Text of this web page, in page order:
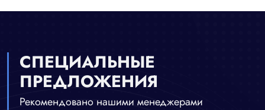
СПЕЦИАЛЬНЫЕ
ПРЕДЛОЖЕНИЯ
Рекомендовано нашими менеджерами